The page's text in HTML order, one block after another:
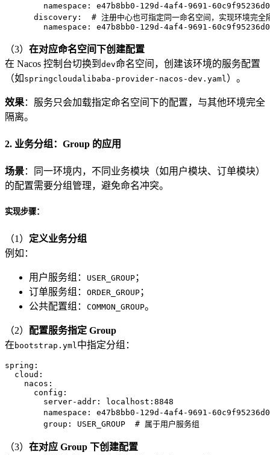
namespace:
e47b8bb0-129d-4af4-9691-60c9f95236d0
discovery:
# 注册中心也可指定同一命名空间，实现环境完全
namespace:
e47b8bb0-129d-4af4-9691-60c9f95236d0
（3） 在对应命名空间下创建配置
在 Nacos 控制台切换到 dev命名空间，创建该环境的服务配置
（如 springcloudalibaba-provider-nacos-dev.yaml ）。
效果：服务只会加载指定命名空间下的配置，与其他环境完全
隔离。
2. 业务分组：Group 的应用
场景：同一环境内，不同业务模块（如用户模块、订单模块）
的配置需要分组管理，避免命名冲突。
实现步骤：
（1） 定义业务分组
例如：
用户服务组： USER_GROUP ；
订单服务组： ORDER_GROUP ；
公共配置组： COMMON_GROUP。
（2） 配置服务指定 Group
在 bootstrap.yml 中指定分组：
spring:
cloud:
nacos:
config:
server-addr:
localhost:8848
namespace:
e47b8bb0-129d-4af4-9691-60c9f95236d0
group:
USER_GROUP # 属于用户服务组
（3） 在对应 Group 下创建配置